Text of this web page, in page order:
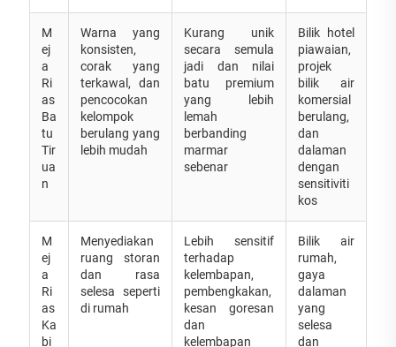
M
ej
a
Ri
as
Ba
tu
Tir
ua
n
Warna yang
konsisten,
corak yang
terkawal, dan
pencocokan
kelompok
berulang yang
lebih mudah
Kurang unik
secara semula
jadi dan nilai
batu premium
yang lebih
lemah
berbanding
marmar
sebenar
Bilik hotel
piawaian,
projek
bilik air
komersial
berulang,
dan
dalaman
dengan
sensitiviti
kos
M
ej
a
Ri
as
Ka
bi
Menyediakan
ruang storan
dan rasa
selesa seperti
di rumah
Lebih sensitif
terhadap
kelembapan,
pembengkakan,
kesan goresan
dan
kelembapan
Bilik air
rumah,
gaya
dalaman
yang
selesa
dan